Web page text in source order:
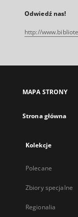
Odwiedź nas!
http://
MAPA STRONY
Strona główna
Kolekcje
Polecane
Zbiory specjalne
Regionalia